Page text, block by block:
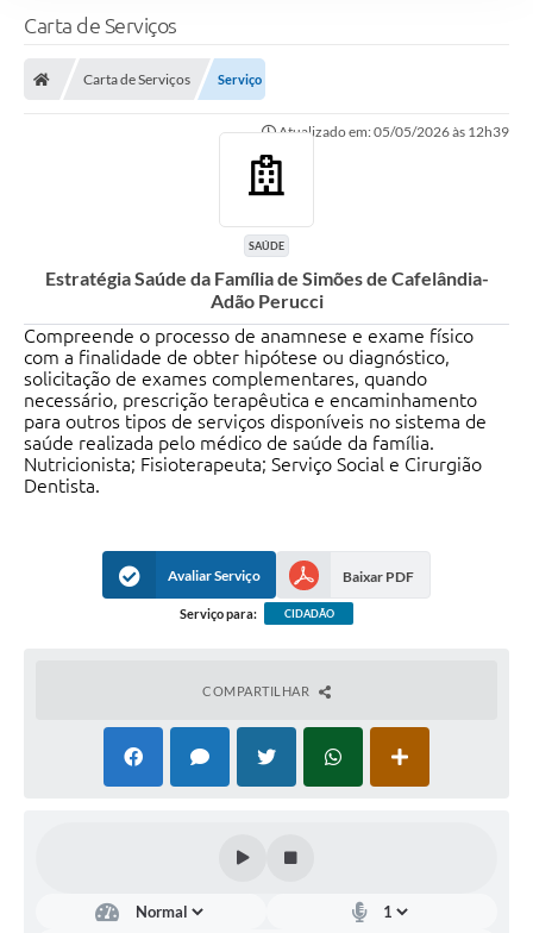
Carta de Serviços
Carta de Serviços Serviço
Atualizado em: 05/05/2026 às 12h39
SAÚDE
Estratégia Saúde da Família de Simões de Cafelândia-
Adão Perucci
Compreende o processo de anamnese e exame físico
com a finalidade de obter hipótese ou diagnóstico,
solicitação de exames complementares, quando
necessário, prescrição terapêutica e encaminhamento
para outros tipos de serviços disponíveis no sistema de
saúde realizada pelo médico de saúde da família.
Nutricionista; Fisioterapeuta; Serviço Social e Cirurgião
Dentista.
Avaliar Serviço Baixar PDF
Serviço para: CIDADÃO
COMPARTILHAR